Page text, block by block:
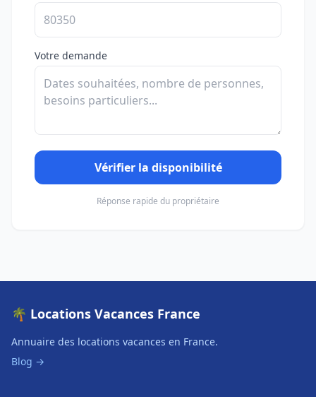
Votre demande
Vérifier la disponibilité
Réponse rapide du propriétaire
🌴 Locations Vacances France
Annuaire des locations vacances en France.
Blog →